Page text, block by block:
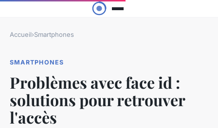
Accueil›Smartphones
SMARTPHONES
Problèmes avec face id :
solutions pour retrouver
l'accès